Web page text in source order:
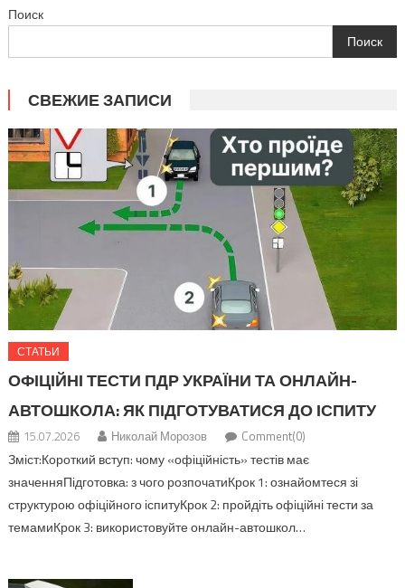
Поиск
Поиск
СВЕЖИЕ ЗАПИСИ
СТАТЬИ
ОФІЦІЙНІ ТЕСТИ ПДР УКРАЇНИ ТА ОНЛАЙН-
АВТОШКОЛА: ЯК ПІДГОТУВАТИСЯ ДО ІСПИТУ
15.07.2026 Николай Морозов Comment(0)
Зміст:Короткий вступ: чому «офіційність» тестів має
значенняПідготовка: з чого розпочатиКрок 1: ознайомтеся зі
структурою офіційного іспитуКрок 2: пройдіть офіційні тести за
темамиКрок 3: використовуйте онлайн-автошкол…